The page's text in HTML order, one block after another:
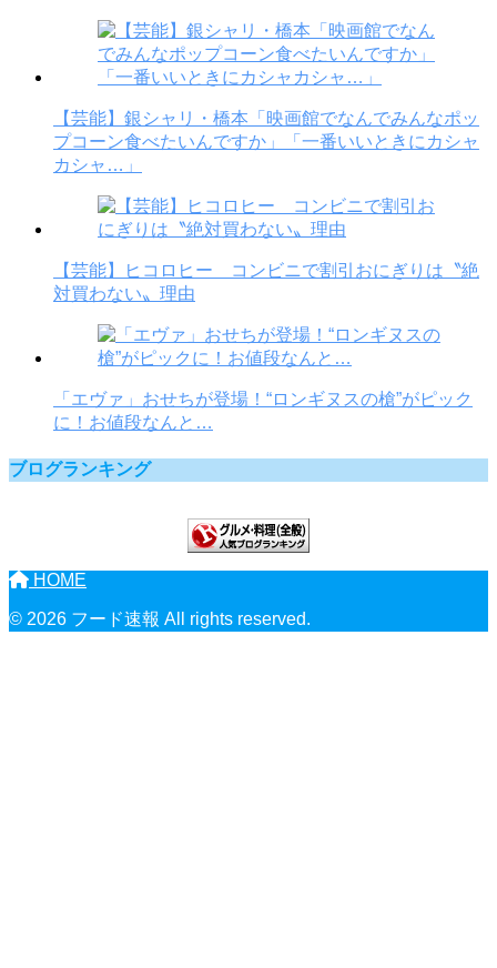
【芸能】銀シャリ・橋本「映画館でなんでみんなポッ
プコーン食べたいんですか」「一番いいときにカシャ
カシャ…」
【芸能】ヒコロヒー コンビニで割引おにぎりは〝絶
対買わない〟理由
「エヴァ」おせちが登場！“ロンギヌスの槍”がピック
に！お値段なんと…
ブログランキング
HOME
© 2026 フード速報 All rights reserved.